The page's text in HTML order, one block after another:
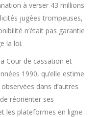
à verser 43 millions
jugées trompeuses,
n’était pas garantie
la loi.
Cour de cassation et
1990, qu’elle estime
dans d’autres
réorienter ses
les plateformes en ligne.